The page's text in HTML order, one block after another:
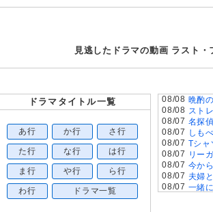
見逃したドラマの動画 ラスト
ドラマタイトル一覧
あ行 か行 さ行
た行 な行 は行
ま行 や行 ら行
わ行 ドラマ一覧
08/08 晩酌
08/08 スト
08/07 名探
08/07
しも
08/07 Tシャ
08/07
リー
08/07 今か
08/07 夫婦
08/07 一緒